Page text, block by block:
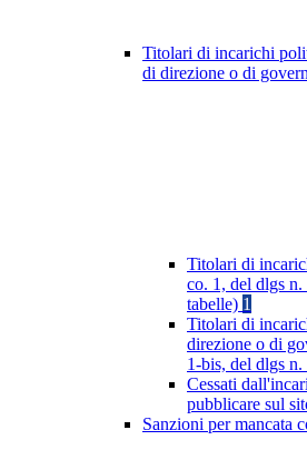
Titolari di incarichi
di direzione o di
Titolari di
co. 1, del dlgs
tabelle) 1
Titolari di
direzione o di
1-bis, del dlgs
Cessati
pubblicare sul
Sanzioni per mancata